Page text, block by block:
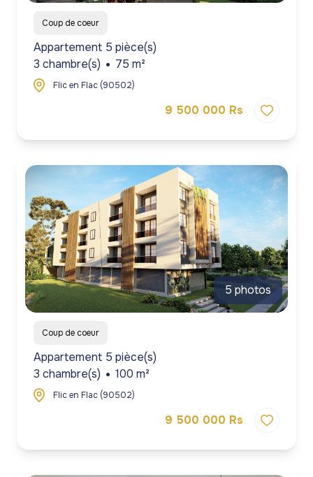
Coup de coeur
Appartement 5 pièce(s)
3 chambre(s)
75 m²
Flic en Flac (90502)
9 500 000 Rs
5 photos
Coup de coeur
Appartement 5 pièce(s)
3 chambre(s)
100 m²
Flic en Flac (90502)
9 500 000 Rs